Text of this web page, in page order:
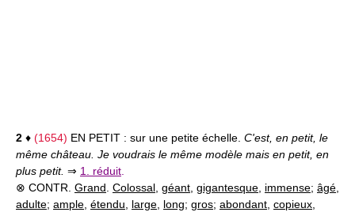
2 ♦ (1654) EN PETIT : sur une petite échelle. C'est, en petit, le
même château. Je voudrais le même modèle mais en petit, en
plus petit. ⇒ 1. réduit
⊗ CONTR. Grand Colossal géant gigantesque immense; âgé
adulte; ample étendu large long; gros; abondant copieux